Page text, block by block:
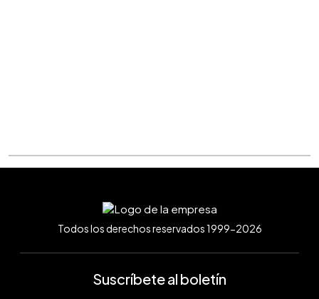
Todos los derechos reservados 1999-2026
Suscríbete al boletín